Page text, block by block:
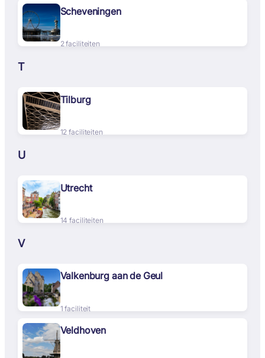
Scheveningen
2 faciliteiten
T
Tilburg
12 faciliteiten
U
Utrecht
14 faciliteiten
V
Valkenburg aan de Geul
1 faciliteit
Veldhoven